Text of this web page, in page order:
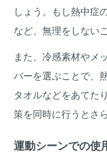
しょう。もし熱中症
など、無理をしない
また、冷感素材やメ
バーを選ぶことで、
タオルなどをあてた
策を同時に行うとさ
運動シーンでの使